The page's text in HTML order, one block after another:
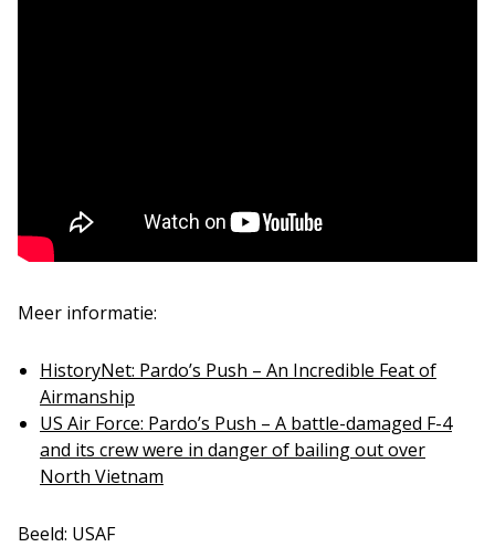
Meer informatie:
HistoryNet: Pardo’s Push – An Incredible Feat of
Airmanship
US Air Force: Pardo’s Push – A battle-damaged F-4
and its crew were in danger of bailing out over
North Vietnam
Beeld: USAF